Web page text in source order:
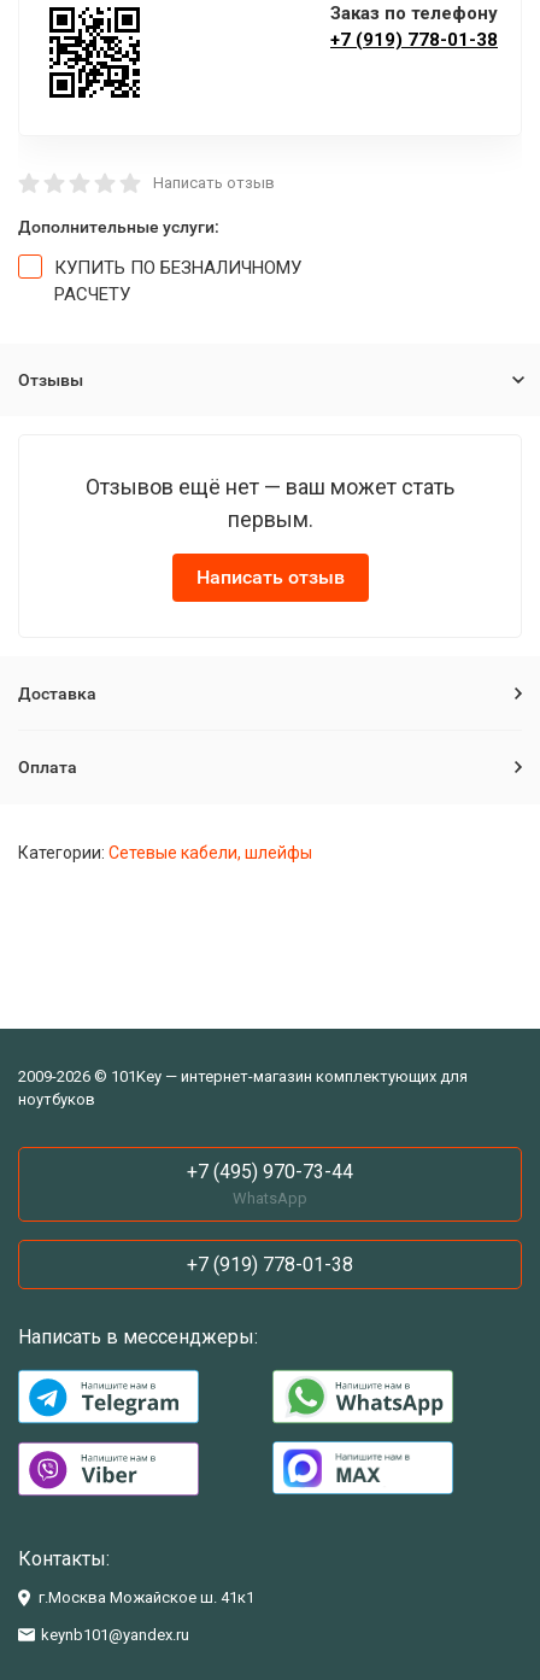
Заказ по телефону
+7 (919) 778-01-38
Написать отзыв
Дополнительные услуги:
КУПИТЬ ПО БЕЗНАЛИЧНОМУ
РАСЧЕТУ
Отзывы
Отзывов ещё нет — ваш может стать
первым.
Написать отзыв
Доставка
Оплата
Категории: Сетевые кабели, шлейфы
2009-2026 © 101Key — интернет-магазин комплектующих для
ноутбуков
+7 (495) 970-73-44
WhatsApp
+7 (919) 778-01-38
Написать в мессенджеры:
Контакты:
г.Москва Можайское ш. 41к1
keynb101@yandex.ru